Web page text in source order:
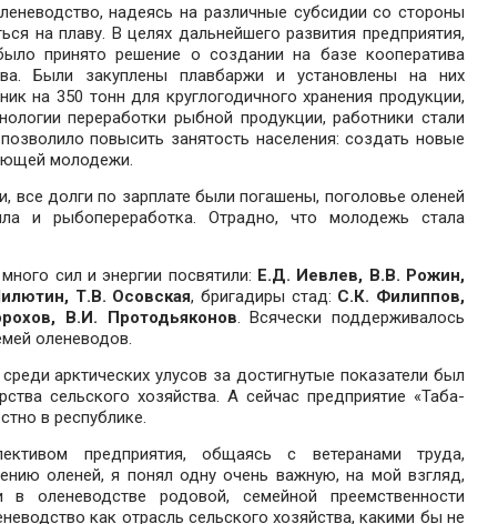
надеясь на различные субсидии со стороны
на плаву. В целях дальнейшего развития предприятия,
принято решение о создании на базе кооператива
Были закуплены плавбаржи и установлены на них
на 350 тонн для круглогодичного хранения продукции,
переработки рыбной продукции, работники стали
повысить занятость населения: создать новые
молодежи.
все долги по зарплате были погашены, поголовье оленей
и рыбопереработка. Отрадно, что молодежь стала
сил и энергии посвятили: Е.Д. Иевлев, В.В. Рожин,
Т.В. Осовская, бригадиры стад: С.К. Филиппов,
В.И. Протодьяконов . Всячески поддерживалось
оленеводов.
арктических улусов за достигнутые показатели был
сельского хозяйства. А сейчас предприятие «Таба-
в республике.
предприятия, общаясь с ветеранами труда,
оленей, я понял одну очень важную, на мой взгляд,
оленеводстве родовой, семейной преемственности
как отрасль сельского хозяйства, какими бы не